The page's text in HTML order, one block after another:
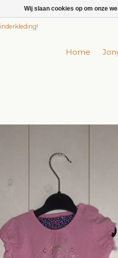
Home
Wij slaan cookies op om onze